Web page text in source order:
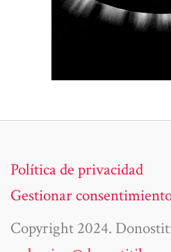
Política de privacidad
Gestionar
Copyright 2024.